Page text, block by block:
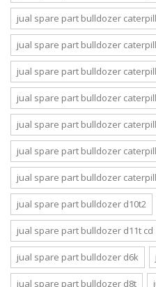
jual spare part bulldozer
jual spare part bulldozer
jual spare part bulldozer
jual spare part bulldozer
jual spare part bulldozer
jual spare part bulldozer
jual spare part bulldozer
jual spare part bulldozer d10t2
jual spare part bulldozer d11t cd
jual spare part bulldozer d6k
jual spare part bulldozer d8t